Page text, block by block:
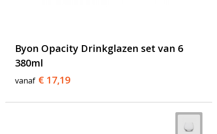
Byon Opacity Drinkglazen set van 6
380ml
vanaf € 17,19